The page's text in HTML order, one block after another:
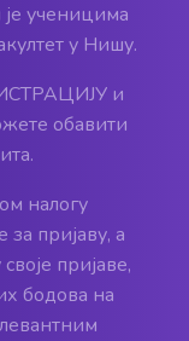
ученицима
у Нишу.
и
обавити
налогу
пријаву, а
пријаве,
бодова на